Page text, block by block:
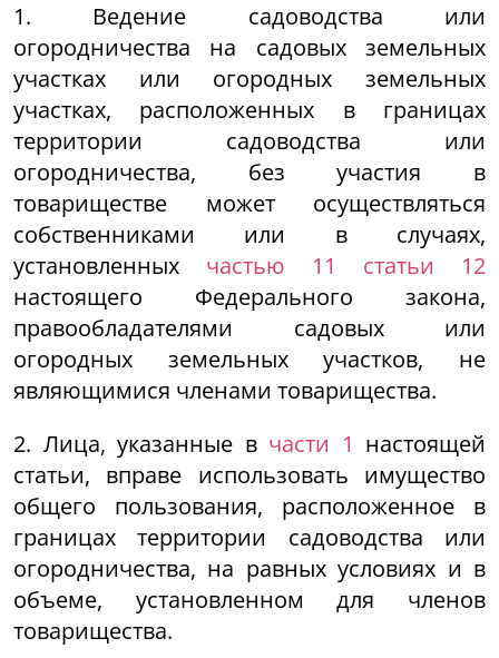
1. Ведение садоводства или
огородничества на садовых земельных
участках или огородных земельных
участках, расположенных в границах
территории садоводства или
огородничества, без участия в
товариществе может осуществляться
собственниками или в случаях,
установленных частью 11 статьи 12
настоящего Федерального закона,
правообладателями садовых или
огородных земельных участков, не
являющимися членами товарищества.
2. Лица, указанные в части 1 настоящей
статьи, вправе использовать имущество
общего пользования, расположенное в
границах территории садоводства или
огородничества, на равных условиях и в
объеме, установленном для членов
товарищества.